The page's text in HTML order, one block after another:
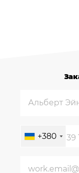
+380